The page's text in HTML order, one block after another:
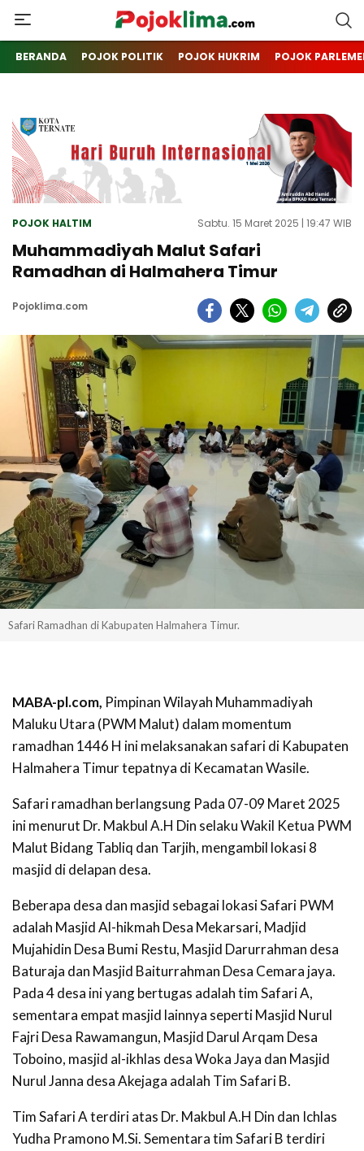
pojoklima.com
Mojokin
BERANDA POJOK POLITIK POJOK HUKRIM POJOK
POJOK HALTIM Sabtu. 15 Maret 2025 | 19:47 WIB
Muhammadiyah Malut Safari
Ramadhan di Halmahera Timur
Pojoklima.com
Safari Ramadhan di Kabupaten Halmahera Timur.
MABA-pl.com, Pimpinan Wilayah Muhammadiyah
Maluku Utara (PWM Malut) dalam momentum
ramadhan 1446 H ini melaksanakan safari di Kabupaten
Halmahera Timur tepatnya di Kecamatan Wasile.
Safari ramadhan berlangsung Pada 07-09 Maret 2025
ini menurut Dr. Makbul A.H Din selaku Wakil Ketua PWM
Malut Bidang Tabliq dan Tarjih, mengambil lokasi 8
masjid di delapan desa.
Beberapa desa dan masjid sebagai lokasi Safari PWM
adalah Masjid Al-hikmah Desa Mekarsari, Madjid
Mujahidin Desa Bumi Restu, Masjid Darurrahman desa
Baturaja dan Masjid Baiturrahman Desa Cemara jaya.
Pada 4 desa ini yang bertugas adalah tim Safari A,
sementara empat masjid lainnya seperti Masjid Nurul
Fajri Desa Rawamangun, Masjid Darul Arqam Desa
Toboino, masjid al-ikhlas desa Woka Jaya dan Masjid
Nurul Janna desa Akejaga adalah Tim Safari B.
Tim Safari A terdiri atas Dr. Makbul A.H Din dan Ichlas
Yudha Pramono M.Si. Sementara tim Safari B terdiri